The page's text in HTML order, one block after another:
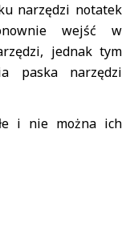
narzędzi notatek
wejść w
jednak tym
paska narzędzi
i nie można ich